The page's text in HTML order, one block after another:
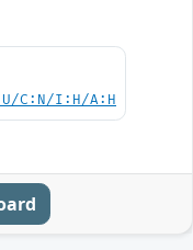
C:N/I:H/A:H